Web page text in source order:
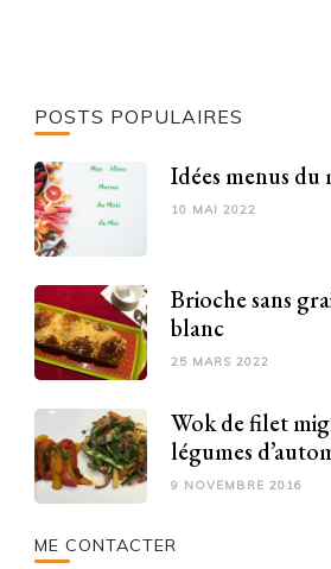
POSTS POPULAIRES
Idées menus du
10 MAI 2022
Brioche sans
blanc
25 MARS 2022
Wok de filet
légumes
9 NOVEMBRE 2016
ME CONTACTER